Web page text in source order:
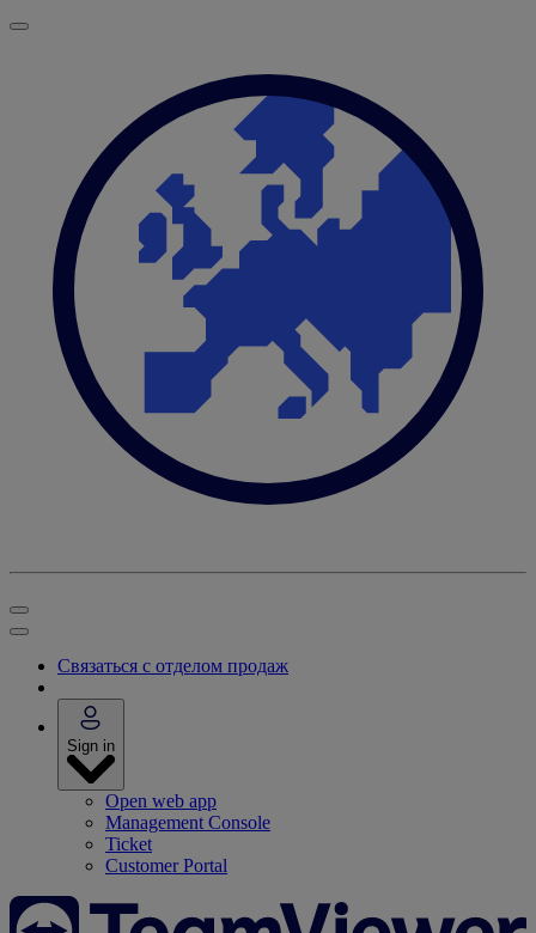
Связаться с отделом продаж
Sign in
Open web app
Management Console
Ticket
Customer Portal